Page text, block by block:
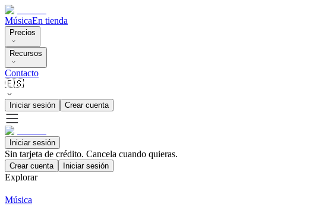
MúsicaEn tienda
Precios
Recursos
Contacto
🇪🇸
Iniciar sesión Crear cuenta
Iniciar sesión
Sin tarjeta de crédito. Cancela cuando quieras.
Crear cuenta Iniciar sesión
Explorar
Música